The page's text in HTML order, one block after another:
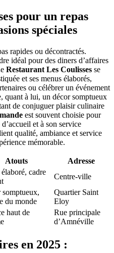
pour un repas
spéciales
rapides ou décontractés.
idéal pour des diners d’affaires
Restaurant Les Coulisses se
et ses menus élaborés,
ou célébrer un événement
quant à lui, un décor somptueux
de conjuguer plaisir culinaire
est souvent choisie pour
et à son service
qualité, ambiance et service
mémorable.
Atouts
Adresse
cadre
Centre-ville
somptueux,
du monde
Quartier Saint
Eloy
haut de
Rue principale
d’Amnéville
en 2025 :